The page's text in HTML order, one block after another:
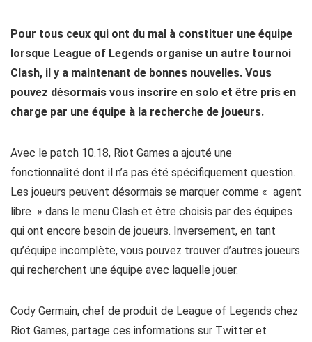
Pour tous ceux qui ont du mal à constituer une équipe
lorsque League of Legends organise un autre tournoi
Clash, il y a maintenant de bonnes nouvelles. Vous
pouvez désormais vous inscrire en solo et être pris en
charge par une équipe à la recherche de joueurs.
Avec le patch 10.18, Riot Games a ajouté une
fonctionnalité dont il n’a pas été spécifiquement question.
Les joueurs peuvent désormais se marquer comme « agent
libre » dans le menu Clash et être choisis par des équipes
qui ont encore besoin de joueurs. Inversement, en tant
qu’équipe incomplète, vous pouvez trouver d’autres joueurs
qui recherchent une équipe avec laquelle jouer.
Cody Germain, chef de produit de League of Legends chez
Riot Games, partage ces informations sur Twitter et